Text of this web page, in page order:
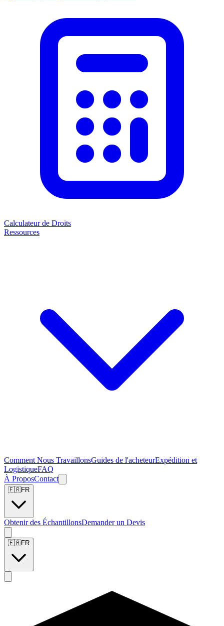
Calculateur de Droits
Ressources
Comment Nous TravaillonsGuides de l'acheteurExpédition et
LogistiqueFAQ
À ProposContact
🇫🇷FR
Obtenir des ÉchantillonsDemander un Devis
🇫🇷FR